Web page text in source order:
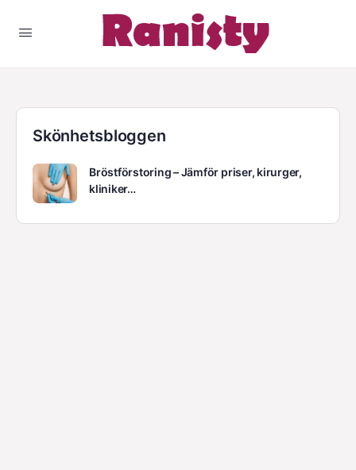
Skönhetsbloggen
Bröstförstoring – Jämför priser, kirurger,
kliniker…